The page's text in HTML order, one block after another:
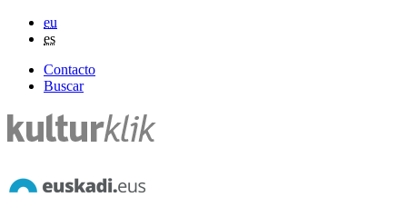
eu
es
Contacto
Buscar